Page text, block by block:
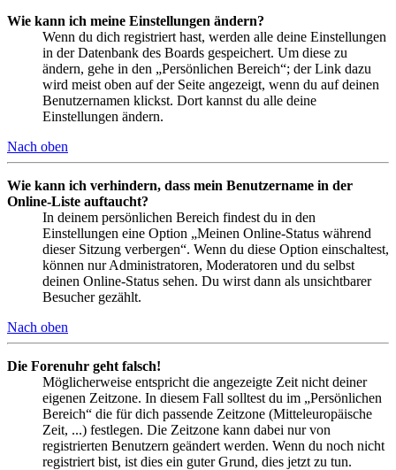
Wie kann ich meine Einstellungen ändern?
Wenn du dich registriert hast, werden alle deine Einstellungen
in der Datenbank des Boards gespeichert. Um diese zu
ändern, gehe in den „Persönlichen Bereich“; der Link dazu
wird meist oben auf der Seite angezeigt, wenn du auf deinen
Benutzernamen klickst. Dort kannst du alle deine
Einstellungen ändern.
Nach oben
Wie kann ich verhindern, dass mein Benutzername in der
Online-Liste auftaucht?
In deinem persönlichen Bereich findest du in den
Einstellungen eine Option „Meinen Online-Status während
dieser Sitzung verbergen“. Wenn du diese Option einschaltest,
können nur Administratoren, Moderatoren und du selbst
deinen Online-Status sehen. Du wirst dann als unsichtbarer
Besucher gezählt.
Nach oben
Die Forenuhr geht falsch!
Möglicherweise entspricht die angezeigte Zeit nicht deiner
eigenen Zeitzone. In diesem Fall solltest du im „Persönlichen
Bereich“ die für dich passende Zeitzone (Mitteleuropäische
Zeit, ...) festlegen. Die Zeitzone kann dabei nur von
registrierten Benutzern geändert werden. Wenn du noch nicht
registriert bist, ist dies ein guter Grund, dies jetzt zu tun.